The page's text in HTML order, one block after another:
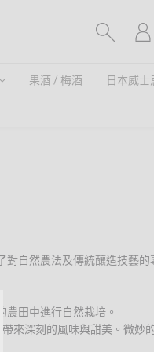
果酒 / 梅酒 日本威士
對自然農法及傳統釀造技藝的
田中進行自然栽培。
來深刻的風味與甜美。微妙